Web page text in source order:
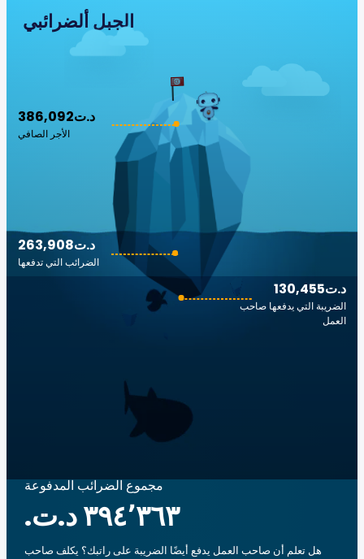
الجبل ألضرائبي
386,092د.ت
الأجر الصافي
130,455د.ت
الضريبة التي يدفعها صاحب
العمل
263,908د.ت
الضرائب التي تدفعها
مجموع الضرائب المدفوعة
هل تعلم أن صاحب العمل يدفع أيضًا الضريبة على راتبك؟ يكلف صاحب